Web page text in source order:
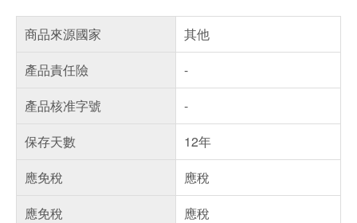
商品來源國家
其他
產品責任險
-
產品核准字號
-
保存天數
12年
應免稅
應稅
應免稅
應稅